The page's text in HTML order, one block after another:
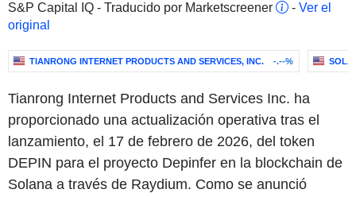
S&P Capital IQ - Traducido por Marketscreener
- Ver el
original
TIANRONG INTERNET PRODUCTS AND SERVICES, INC. -.--%
Tianrong Internet Products and Services Inc. ha
proporcionado una actualización operativa tras el
lanzamiento, el 17 de febrero de 2026, del token
DEPIN para el proyecto Depinfer en la blockchain de
Solana a través de Raydium. Como se anunció